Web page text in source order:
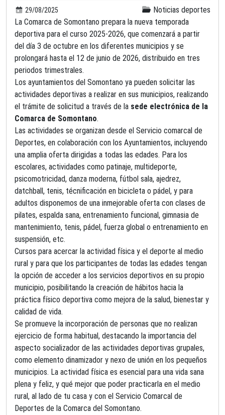
29/08/2025
Noticias deportes
La Comarca de Somontano prepara la nueva temporada
deportiva para el curso 2025-2026, que comenzará a partir
del día 3 de octubre en los diferentes municipios y se
prolongará hasta el 12 de junio de 2026, distribuido en tres
periodos trimestrales.
Los ayuntamientos del Somontano ya pueden solicitar las
actividades deportivas a realizar en sus municipios, realizando
el trámite de solicitud a través de la sede electrónica de la
Comarca de Somontano.
Las actividades se organizan desde el Servicio comarcal de
Deportes, en colaboración con los Ayuntamientos, incluyendo
una amplia oferta dirigidas a todas las edades. Para los
escolares, actividades como patinaje, multideporte,
psicomotricidad, danza moderna, fútbol sala, ajedrez,
datchball, tenis, técnificación en bicicleta o pádel, y para
adultos disponemos de una inmejorable oferta con clases de
pilates, espalda sana, entrenamiento funcional, gimnasia de
mantenimiento, tenis, pádel, fuerza global o entrenamiento en
suspensión, etc.
Cursos para acercar la actividad física y el deporte al medio
rural y para que los participantes de todas las edades tengan
la opción de acceder a los servicios deportivos en su propio
municipio, posibilitando la creación de hábitos hacia la
práctica físico deportiva como mejora de la salud, bienestar y
calidad de vida.
Se promueve la incorporación de personas que no realizan
ejercicio de forma habitual, destacando la importancia del
aspecto socializador de las actividades deportivas grupales,
como elemento dinamizador y nexo de unión en los pequeños
municipios. La actividad física es esencial para una vida sana
plena y feliz, y qué mejor que poder practicarla en el medio
rural, al lado de tu casa y con el Servicio Comarcal de
Deportes de la Comarca del Somontano.